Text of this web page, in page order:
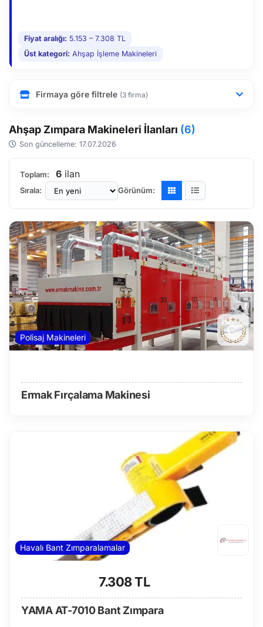
Fiyat aralığı: 5.153 – 7.308 TL
Üst kategori: Ahşap İşleme Makineleri
Firmaya göre filtrele (3 firma)
Ahşap Zımpara Makineleri İlanları (6)
Son güncelleme: 17.07.2026
Toplam: 6 ilan
Sırala: Görünüm:
Polisaj Makineleri
Ermak Fırçalama Makinesi
Havalı Bant Zımparalamalar
7.308 TL
YAMA AT-7010 Bant Zımpara